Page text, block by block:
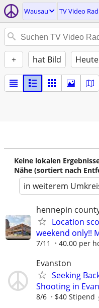
Wausau TV Video
+ hat Bild
Keine lokalen
Nähe (sortiert nach
in weiterem
hennepin
Location
weekend only!!
7/11 40.00 per
Evanston
Seeking
Shooting in
8/6 $40 Stipend